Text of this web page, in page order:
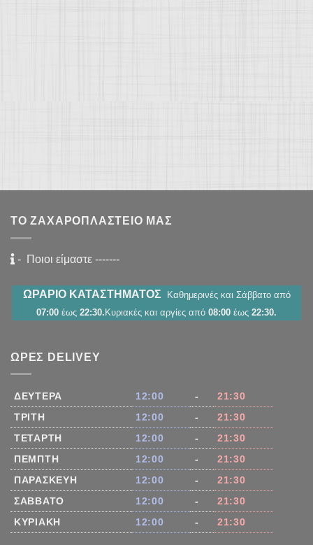
ΤΟ ΖΑΧΑΡΟΠΛΑΣΤΕΊΟ ΜΑΣ
- Ποιοι είμαστε -------
ΩΡΑΡΙΟ ΚΑΤΑΣΤΗΜΑΤΟΣ
Καθημερινές και Σάββατο από
07:00 έως 22:30. Κυριακές και αργίες από 08:00 έως 22:30.
ΏΡΕΣ DELIVEY
ΔΕΥΤΈΡΑ 12:00 -
21:30
ΤΡΊΤΗ
12:00 -
21:30
ΤΕΤΆΡΤΗ
12:00 -
21:30
ΠΈΜΠΤΗ
12:00 -
21:30
ΠΑΡΑΣΚΕΥΉ
12:00 -
21:30
ΣΆΒΒΑΤΟ
12:00 -
21:30
ΚΥΡΙΑΚΉ
12:00 - 21:30